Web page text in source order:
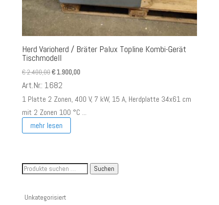
Herd Varioherd / Bräter Palux Topline Kombi-Gerät
Tischmodell
€2.400,00Ursprünglicher
Preis
€ 2.400,00
€1.900,00Aktueller
€ 1.900,00.
Art.Nr.: 1682
1 Platte 2 Zonen, 400 V, 7 kW, 15 A, Herdplatte 34x61 cm
mit 2 Zonen 100 °C ...
mehr lesen
Suche
Artikelnummer
Suchen
Unkategorisiert